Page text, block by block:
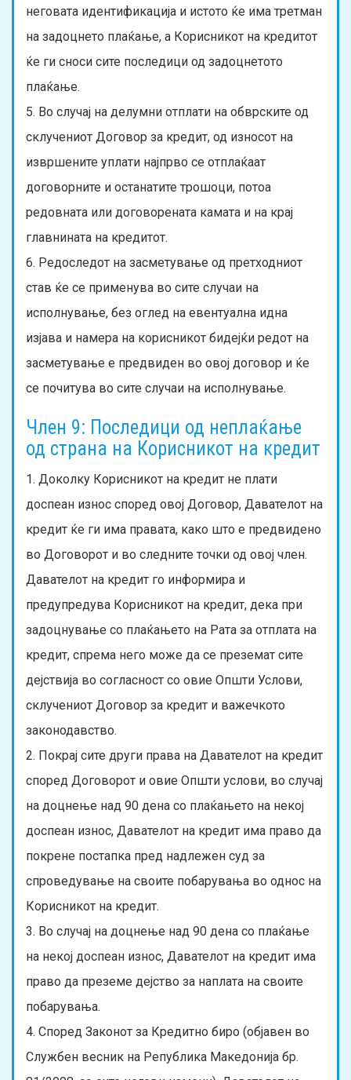
неговата идентификација и истото ќе има третман
на задоцнето плаќање, а Корисникот на кредитот
ќе ги сноси сите последици од задоцнетото
плаќање.
5. Во случај на делумни отплати на обврските од
склучениот Договор за кредит, од износот на
извршените уплати најпрво се отплаќаат
договорните и останатите трошоци, потоа
редовната или договорената камата и на крај
главнината на кредитот.
6. Редоследот на засметување од претходниот
став ќе се применува во сите случаи на
исполнување, без оглед на евентуална идна
изјава и намера на корисникот бидејќи редот на
засметување е предвиден во овој договор и ќе
се почитува во сите случаи на исполнување.
Член 9: Последици од неплаќање
од страна на Корисникот на кредит
1. Доколку Корисникот на кредит не плати
доспеан износ според овој Договор, Давателот на
кредит ќе ги има правата, како што е предвидено
во Договорот и во следните точки од овој член.
Давателот на кредит го информира и
предупредува Корисникот на кредит, дека при
задоцнување со плаќањето на Рата за отплата на
кредит, спрема него може да се преземат сите
дејствија во согласност со овие Општи Услови,
склучениот Договор за кредит и важечкото
законодавство.
2. Покрај сите други права на Давателот на кредит
според Договорот и овие Општи услови, во случај
на доцнење над 90 дена со плаќањето на некој
доспеан износ, Давателот на кредит има право да
покрене постапка пред надлежен суд за
спроведување на своите побарувања во однос на
Корисникот на кредит.
3. Во случај на доцнење над 90 дена со плаќање
на некој доспеан износ, Давателот на кредит има
право да преземе дејство за наплата на своите
побарувања.
4. Според Законот за Кредитно биро (објавен во
Службен весник на Република Македонија бр.